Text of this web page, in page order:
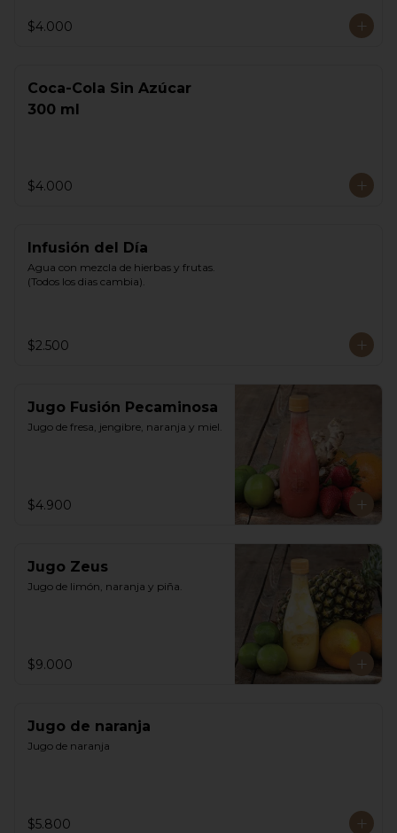
$4.000
Coca-Cola Sin Azúcar
300 ml
$4.000
Infusión del Día
Agua con mezcla de hierbas y frutas.
(Todos los dias cambia).
$2.500
Jugo Fusión Pecaminosa
Jugo de fresa, jengibre, naranja y miel.
$4.900
Jugo Zeus
Jugo de limón, naranja y piña.
$9.000
Jugo de naranja
Jugo de naranja
$5.800